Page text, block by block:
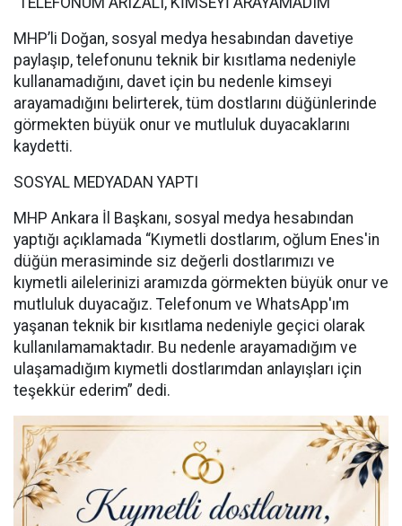
MHP’li Doğan, sosyal medya hesabından davetiye
paylaşıp, telefonunu teknik bir kısıtlama nedeniyle
kullanamadığını, davet için bu nedenle kimseyi
arayamadığını belirterek, tüm dostlarını düğünlerinde
görmekten büyük onur ve mutluluk duyacaklarını
kaydetti.
SOSYAL MEDYADAN YAPTI
MHP Ankara İl Başkanı, sosyal medya hesabından
yaptığı açıklamada “Kıymetli dostlarım, oğlum Enes'in
düğün merasiminde siz değerli dostlarımızı ve
kıymetli ailelerinizi aramızda görmekten büyük onur ve
mutluluk duyacağız. Telefonum ve WhatsApp'ım
yaşanan teknik bir kısıtlama nedeniyle geçici olarak
kullanılamamaktadır. Bu nedenle arayamadığım ve
ulaşamadığım kıymetli dostlarımdan anlayışları için
teşekkür ederim” dedi.